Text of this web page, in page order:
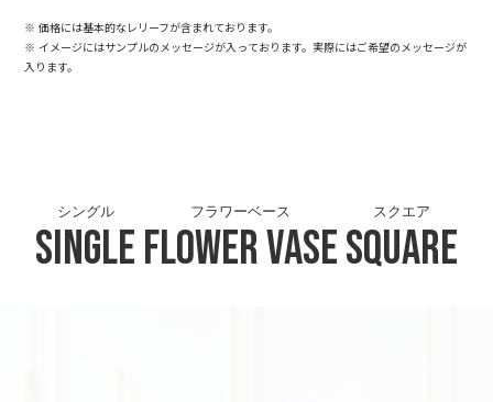
※ 価格には基本的なレリーフが含まれております。
※ イメージにはサンプルのメッセージが入っております。実際にはご希望のメッセージが
入ります。
Single
シングル
Flower Vase
フラワーベース
Square
スクエア